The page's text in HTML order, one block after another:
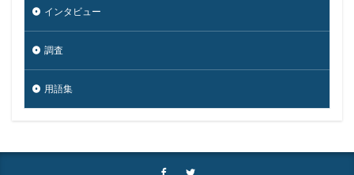
インタビュー
調査
用語集